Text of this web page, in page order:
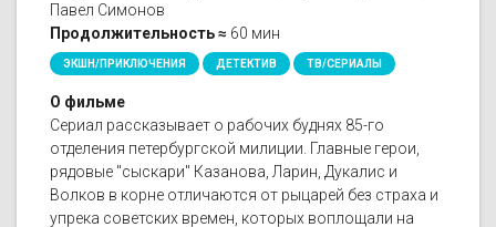
Павел Симонов
Продолжительность ≈ 60 мин
ЭКШН/ПРИКЛЮЧЕНИЯ ДЕТЕКТИВ ТВ/СЕРИАЛЫ
О фильме
Сериал рассказывает о рабочих буднях 85-го
отделения петербургской милиции. Главные герои,
рядовые "сыскари" Казанова, Ларин, Дукалис и
Волков в корне отличаются от рыцарей без страха и
упрека советских времен, которых воплощали на